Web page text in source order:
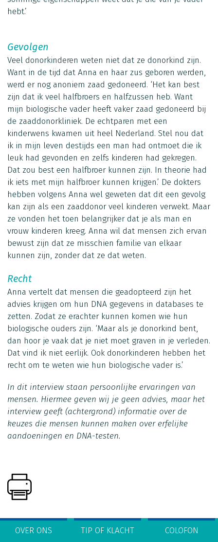
hebt.’
Gevolgen
Veel donorkinderen weten niet dat ze donorkind zijn.
Want in de tijd dat Anna en haar zus geboren werden,
werd er nog anoniem zaad gedoneerd. ‘Het kan best
zijn dat ik veel halfbroers en halfzussen heb. Want
mijn biologische vader heeft vaker zaad gedoneerd bij
de zaaddonorkliniek. De echtparen met een
kinderwens kwamen uit heel Nederland. Stel nou dat
ik in mijn leven destijds een man had ontmoet die ik
leuk had gevonden en zelfs kinderen had gekregen.
Dat zou best een halfbroer kunnen zijn. In theorie had
ik iets met mijn halfbroer kunnen krijgen.’ De dokters
hebben volgens Anna wel geweten dat dit een gevolg
kan zijn als een zaaddonor veel kinderen verwekt. Maar
ze vonden het toen belangrijker dat je als man en
vrouw kinderen kreeg. Anna wil dat mensen zich ervan
bewust zijn dat ze misschien familie van elkaar
kunnen zijn, zonder dat ze dat weten.
Recht
Anna vertelt dat mensen die geadopteerd zijn het
advies krijgen om hun DNA gegevens in databases te
zetten. Zodat ze erachter kunnen komen wie hun
biologische ouders zijn. ‘Maar als je donorkind bent,
dan hoor je vaak dat je niet moet graven in je verleden.
Dat vind ik niet eerlijk. Ook donorkinderen hebben het
recht om te weten wie hun biologische vader is.’
In dit interview staan persoonlijke ervaringen van
mensen. Hiermee geven wij je geen advies, maar het
interview geeft (achtergrond) informatie over de
keuzes die mensen kunnen maken over erfelijke
aandoeningen en DNA-testen.
OVER ONS TIP OF KLACHT COLOFON